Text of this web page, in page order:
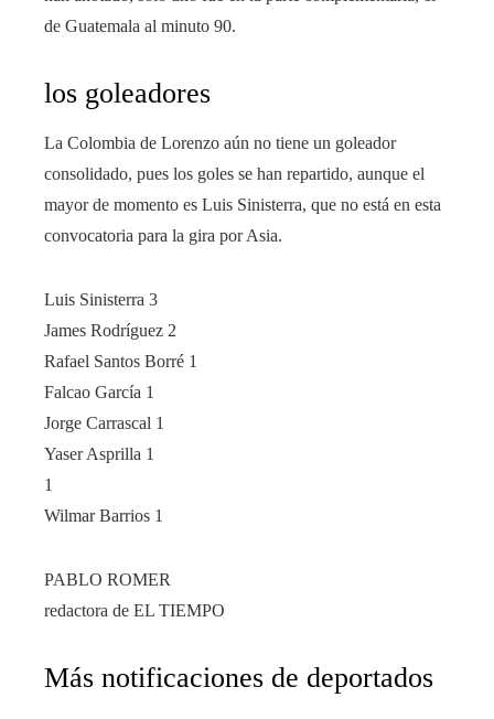
de Guatemala al minuto 90.
los goleadores
La Colombia de Lorenzo aún no tiene un goleador
consolidado, pues los goles se han repartido, aunque el
mayor de momento es Luis Sinisterra, que no está en esta
convocatoria para la gira por Asia.
Luis Sinisterra 3
James Rodríguez 2
Rafael Santos Borré 1
Falcao García 1
Jorge Carrascal 1
Yaser Asprilla 1
1
Wilmar Barrios 1
PABLO ROMER
redactora de EL TIEMPO
Más notificaciones de deportados